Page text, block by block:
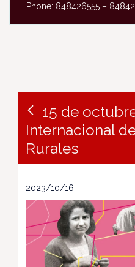
Phone: 848426555 –
15 de
Internacional
Rurales
2023/10/16